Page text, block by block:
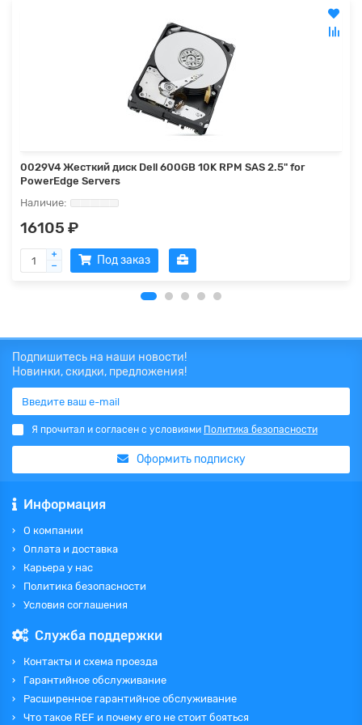
0029V4 Жесткий диск Dell 600GB 10K RPM SAS 2.5" for
PowerEdge Servers
16105 ₽
Под заказ
Подпишитесь на наши новости!
Новинки, скидки, предложения!
Я прочитал и согласен с условиями Политика безопасности
Оформить подписку
Информация
О компании
Оплата и доставка
Карьера у нас
Политика безопасности
Условия соглашения
Служба поддержки
Контакты и схема проезда
Гарантийное обслуживание
Расширенное гарантийное обслуживание
Что такое REF и почему его не стоит бояться